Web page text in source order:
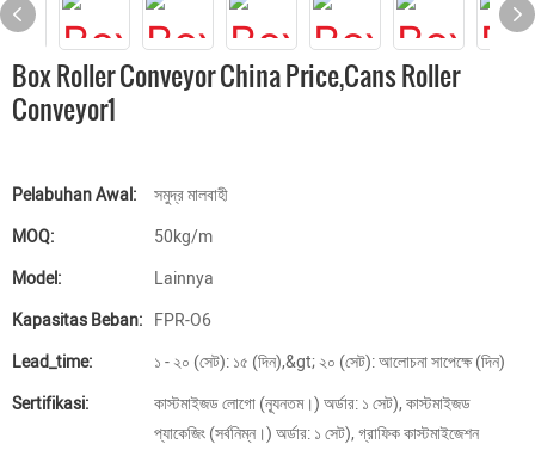
Box Roller Conveyor China Price,cans Roller
Conveyor1
Pelabuhan Awal:
সমুদ্র মালবাহী
MOQ:
50kg/m
Model:
Lainnya
Kapasitas Beban: FPR-O6
Lead_time:
১ - ২০ (সেট): ১৫ (দিন),&gt; ২০ (সেট): আলোচনা সাপেক্ষে (দিন)
Sertifikasi:
কাস্টমাইজড লোগো (ন্যূনতম।) অর্ডার: ১ সেট), কাস্টমাইজড
প্যাকেজিং (সর্বনিম্ন।) অর্ডার: ১ সেট), গ্রাফিক কাস্টমাইজেশন